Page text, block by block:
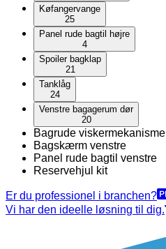
Køfangervange
25
Panel rude bagtil højre
4
Spoiler bagklap
21
Tanklåg
24
Venstre bagagerum dør
20
Bagrude viskermekanisme
Bagskærm venstre
Panel rude bagtil venstre
Reservehjul kit
Er du professionel i branchen?
Vi har den ideelle løsning til dig.